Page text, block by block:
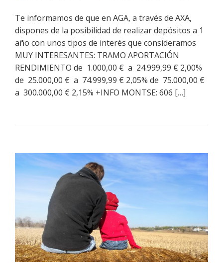
Te informamos de que en AGA, a través de AXA,
dispones de la posibilidad de realizar depósitos a 1
año con unos tipos de interés que consideramos
MUY INTERESANTES: TRAMO APORTACIÓN
RENDIMIENTO de 1.000,00 € a 24.999,99 € 2,00%
de 25.000,00 € a 74.999,99 € 2,05% de 75.000,00 €
a 300.000,00 € 2,15% +INFO MONTSE: 606 […]